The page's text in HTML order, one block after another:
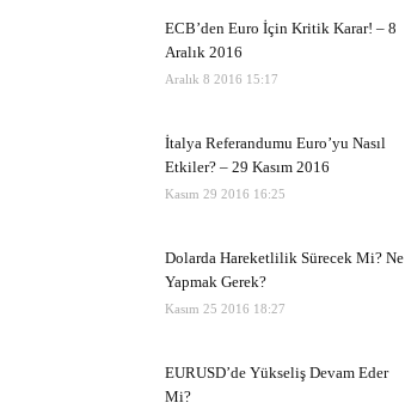
ECB’den Euro İçin Kritik Karar! – 8
Aralık 2016
Aralık 8 2016 15:17
İtalya Referandumu Euro’yu Nasıl
Etkiler? – 29 Kasım 2016
Kasım 29 2016 16:25
Dolarda Hareketlilik Sürecek Mi? Ne
Yapmak Gerek?
Kasım 25 2016 18:27
EURUSD’de Yükseliş Devam Eder
Mi?